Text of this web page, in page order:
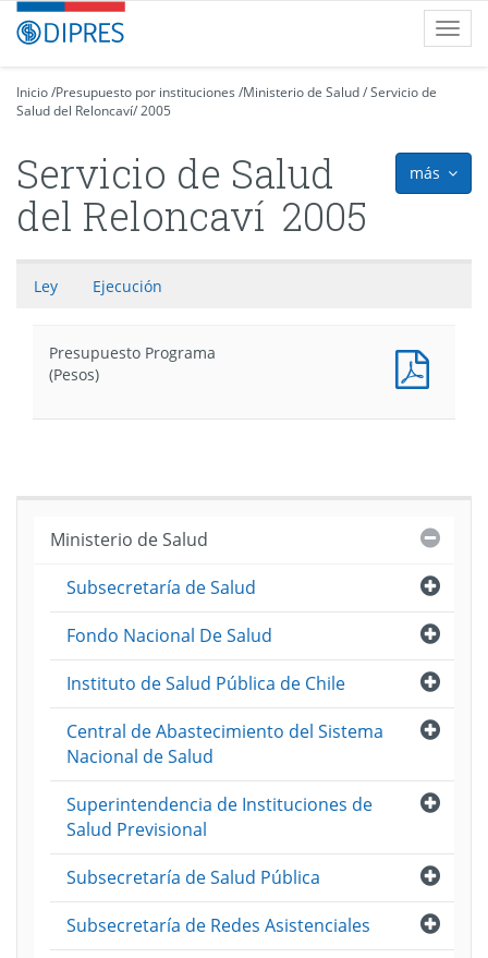
Contenido
principalDIPRES
-
de
Presupuestos
Inicio/Presupuesto por instituciones /Ministerio de Salud/Servicio de
Salud del Reloncaví/2005
más
Servicio de Salud
del Reloncaví 2005
Ley Ejecución
Presupuesto Programa
(Pesos)
Ministerio de Salud
Abrir
Subsecretaría de Salud
Abrir
Fondo Nacional De Salud
Abrir
Instituto de Salud Pública de Chile
Abrir
Central de Abastecimiento del Sistema
Nacional de Salud
Abrir
Superintendencia de Instituciones de
Salud Previsional
Abrir
Subsecretaría de Salud Pública
Abrir
Subsecretaría de Redes Asistenciales